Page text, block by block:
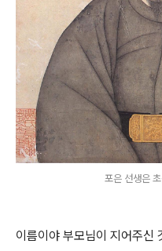
포은 선생은
이름이야 부모님이 지어주신